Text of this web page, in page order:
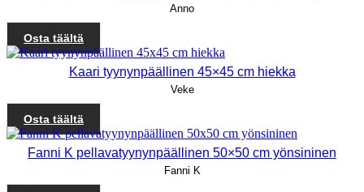
Anno
Osta täältä
Kaari tyynynpäällinen 45×45 cm hiekka
Veke
Osta täältä
Fanni K pellavatyynynpäällinen 50×50 cm yönsininen
Fanni K